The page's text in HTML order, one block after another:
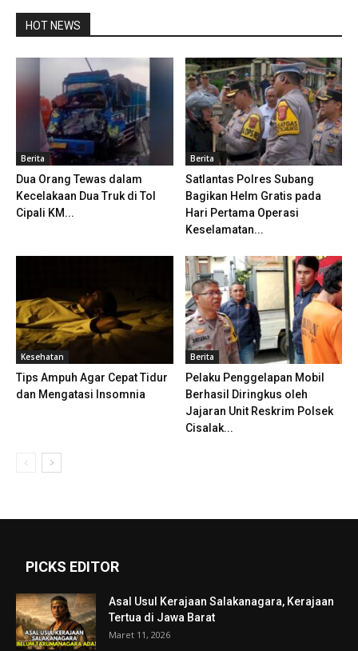
HOT NEWS
Berita
Dua Orang Tewas dalam
Kecelakaan Dua Truk di Tol
Cipali KM...
Berita
Satlantas Polres Subang
Bagikan Helm Gratis pada
Hari Pertama Operasi
Keselamatan...
Kesehatan
Tips Ampuh Agar Cepat Tidur
dan Mengatasi Insomnia
Berita
Pelaku Penggelapan Mobil
Berhasil Diringkus oleh
Jajaran Unit Reskrim Polsek
Cisalak...
PICKS EDITOR
Asal Usul Kerajaan Salakanagara, Kerajaan
Tertua di Jawa Barat
Maret 11, 2026